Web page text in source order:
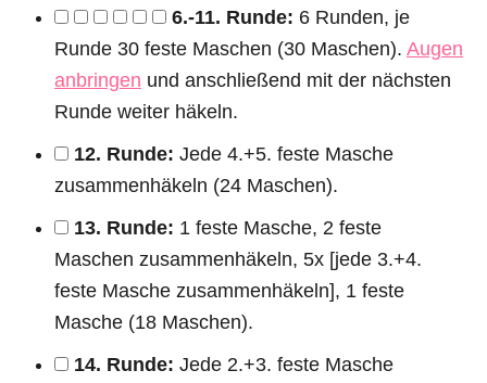
6.-11. Runde: 6 Runden, je
Runde 30 feste Maschen (30 Maschen). Augen
anbringen und anschließend mit der nächsten
Runde weiter häkeln.
12. Runde: Jede 4.+5. feste Masche
zusammenhäkeln (24 Maschen).
13. Runde: 1 feste Masche, 2 feste
Maschen zusammenhäkeln, 5x [jede 3.+4.
feste Masche zusammenhäkeln], 1 feste
Masche (18 Maschen).
14. Runde: Jede 2.+3. feste Masche